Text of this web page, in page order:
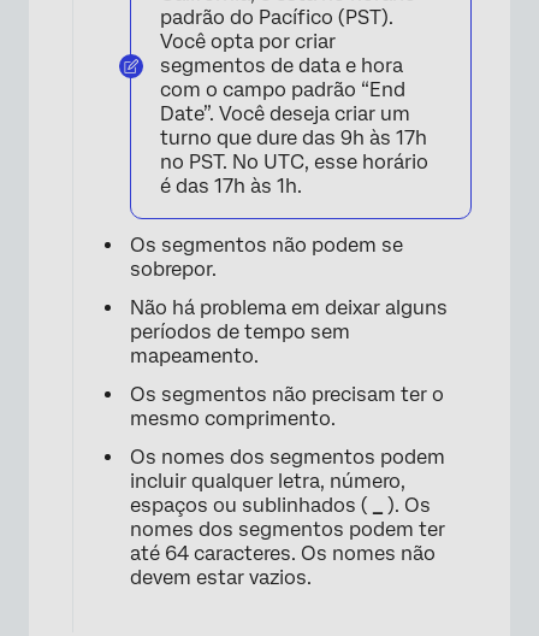
padrão do Pacífico (PST).
Você opta por criar
segmentos de data e hora
com o campo padrão “End
Date”. Você deseja criar um
turno que dure das 9h às 17h
no PST. No UTC, esse horário
é das 17h às 1h.
Os segmentos não podem se
sobrepor.
Não há problema em deixar alguns
períodos de tempo sem
mapeamento.
Os segmentos não precisam ter o
mesmo comprimento.
Os nomes dos segmentos podem
incluir qualquer letra, número,
espaços ou sublinhados (
). Os
nomes dos segmentos podem ter
até 64 caracteres. Os nomes não
devem estar vazios.